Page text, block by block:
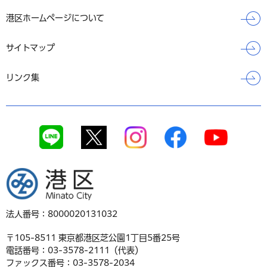
港区ホームページについて
サイトマップ
リンク集
港区
法人番号：8000020131032
〒105-8511 東京都港区芝公園1丁目5番25号
電話番号：03-3578-2111（代表）
ファックス番号：03-3578-2034